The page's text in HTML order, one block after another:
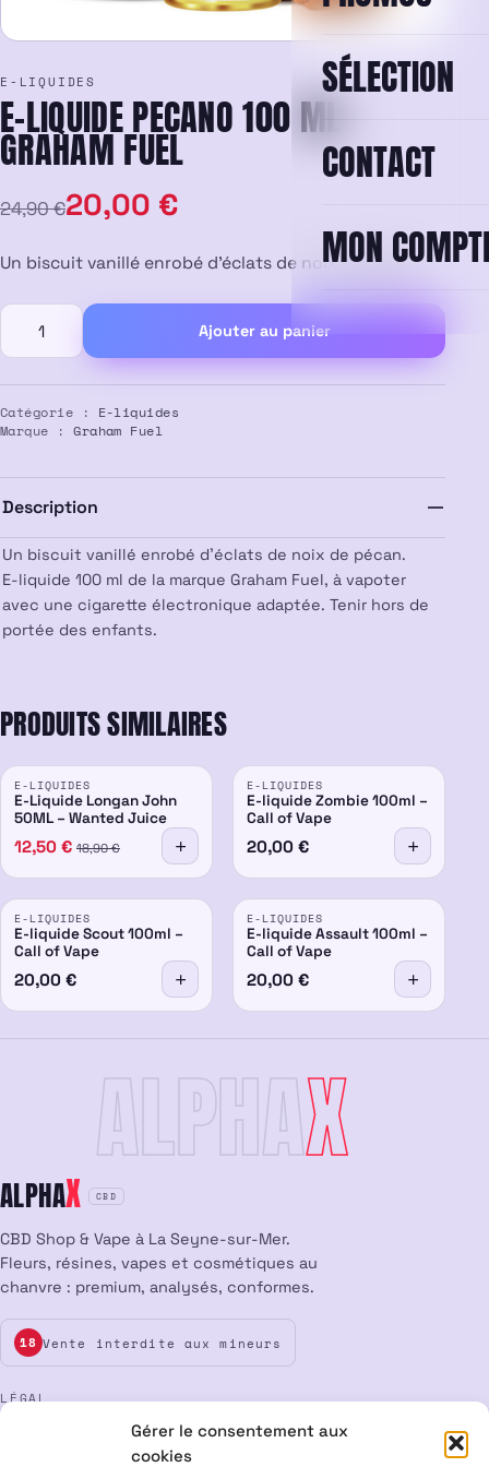
Gérer le consentement aux
cookies
SÉLECTION
CONTACT
MON
E-LIQUIDES
E-LIQUIDE PECANO 100 ML –
GRAHAM FUEL
24,90€
Le
prix
initial
était :
24,90 €.
20,00 €
Le
prix
actuel
est :
20,00 €.
Un biscuit vanillé enrobé d’éclats de noix de pécan.
quantité
E-
liquide
Pecano
100
–
Graham
Ajouter au panier
Catégorie : E-liquides
Marque :Graham Fuel
Description
Un biscuit vanillé enrobé d’éclats de noix de pécan.
E-liquide 100 ml de la marque Graham Fuel, à vapoter
avec une cigarette électronique adaptée. Tenir hors de
portée des enfants.
PRODUITS SIMILAIRES
E-LIQUIDES
E-Liquide Longan John
50ML – Wanted Juice
12,50 € 18,90€
E-LIQUIDES
E-liquide Zombie 100ml –
Call of Vape
20,00 €
E-LIQUIDES
E-liquide Scout 100ml –
Call of Vape
20,00 €
E-LIQUIDES
E-liquide Assault 100ml –
Call of Vape
20,00 €
ALPHAX
ALPHAX CBD
CBD Shop & Vape à La Seyne-sur-Mer.
Fleurs, résines, vapes et cosmétiques au
chanvre : premium, analysés, conformes.
18 Vente interdite aux mineurs
LÉGAL
CGV Confidentialité
Cookies